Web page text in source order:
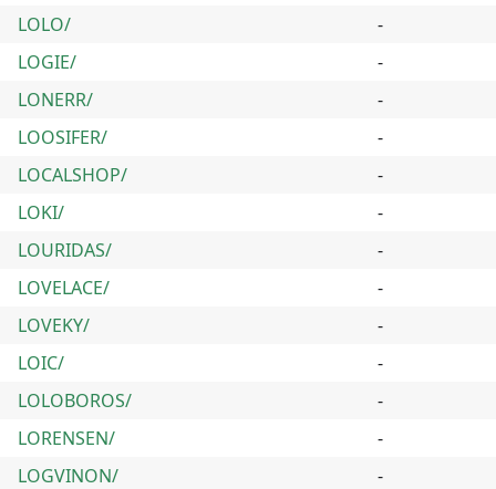
LOLO/
-
LOGIE/
-
LONERR/
-
LOOSIFER/
-
LOCALSHOP/
-
LOKI/
-
LOURIDAS/
-
LOVELACE/
-
LOVEKY/
-
LOIC/
-
LOLOBOROS/
-
LORENSEN/
-
LOGVINON/
-